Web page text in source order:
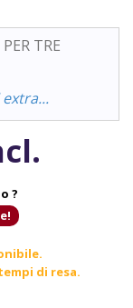
TRE
?
di resa.